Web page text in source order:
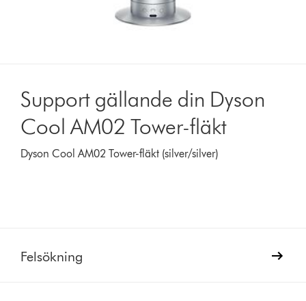
Support gällande din Dyson
Cool AM02 Tower-fläkt
Dyson Cool AM02 Tower-fläkt (silver/silver)
Felsökning